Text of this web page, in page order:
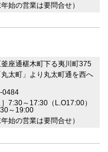
始の営業は要問合せ）
座通椹木町下る夷川町375
太町」より丸太町通を西へ
0484
7:30～17:30（L.O17:00）
～19:00
始の営業は要問合せ）